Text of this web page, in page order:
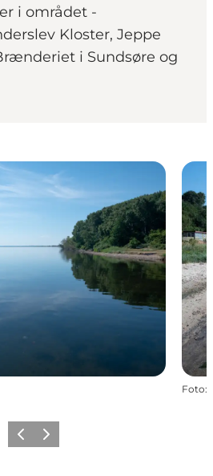
i området -
Kloster, Jeppe
i Sundsøre og
Foto:
Forrige billede
Næste billede